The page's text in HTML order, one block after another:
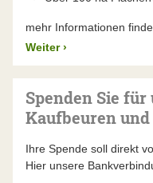
mehr Informationen
Weiter ›
Spenden Sie
Kaufbeuren
Ihre Spende soll direkt
Hier unsere